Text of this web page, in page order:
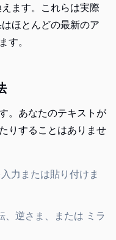
ます。これらは実際
ほとんどの最新のア
す。
。あなたのテキストが
りすることはありませ
力または貼り付けま
、逆さま、または ミラ